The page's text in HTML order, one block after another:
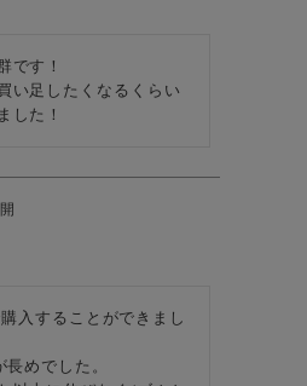
です！
い足したくなるくらい
した！
入することができまし
めでした。